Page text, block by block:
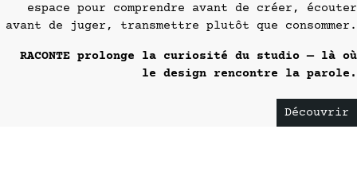
espace pour comprendre avant de créer, écouter
avant de juger, transmettre plutôt que consommer.
RACONTE prolonge la curiosité du studio — là où
le design rencontre la parole.
Découvrir